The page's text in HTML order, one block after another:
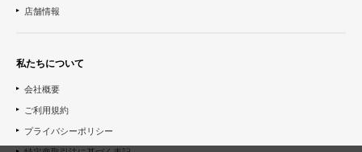
店舗情報
私たちについて
会社概要
ご利用規約
プライバシーポリシー